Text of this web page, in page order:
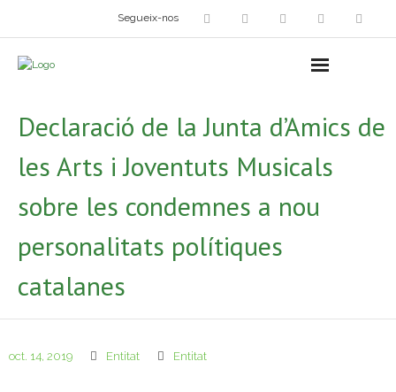
Segueix-nos
- Exposicions
- Fira del Dibuix
- Taller dels Amics Menuts
- Espai Niu – Residències artístiques
Declaració de la Junta d’Amics de
les Arts i Joventuts Musicals
sobre les condemnes a nou
personalitats polítiques
catalanes
oct. 14, 2019 Entitat Entitat